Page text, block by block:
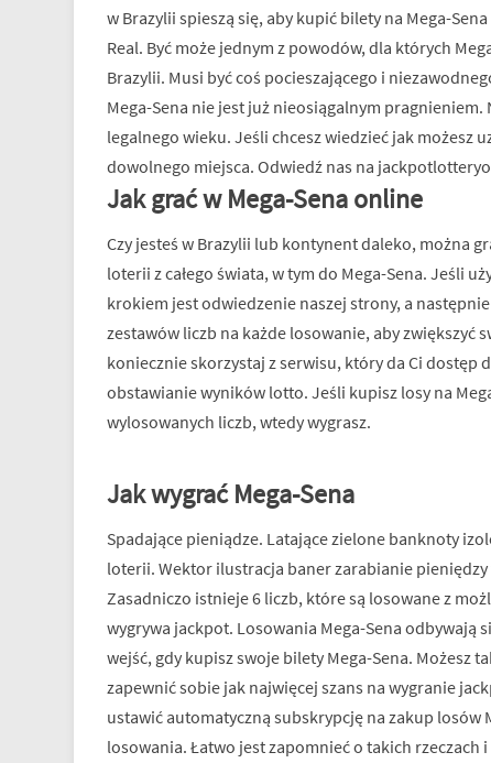
w Brazylii spieszą się, aby kupić bilety na Mega-
Real. Być może jednym z powodów, dla których
Brazylii. Musi być coś pocieszającego i
Mega-Sena nie jest już nieosiągalnym
legalnego wieku. Jeśli chcesz wiedzieć jak możesz
dowolnego miejsca. Odwiedź nas na
Jak grać w Mega-Sena online
Czy jesteś w Brazylii lub kontynent daleko, można
loterii z całego świata, w tym do Mega-Sena. Jeśli
krokiem jest odwiedzenie naszej strony, a
zestawów liczb na każde losowanie, aby
koniecznie skorzystaj z serwisu, który da Ci dostęp
obstawianie wyników lotto. Jeśli kupisz losy na
wylosowanych liczb, wtedy wygrasz.
Jak wygrać Mega-Sena
Spadające pieniądze. Latające zielone banknoty
loterii. Wektor ilustracja baner zarabianie pieniędzy
Zasadniczo istnieje 6 liczb, które są losowane z
wygrywa jackpot. Losowania Mega-Sena odbywają
wejść, gdy kupisz swoje bilety Mega-Sena. Możesz
zapewnić sobie jak najwięcej szans na wygranie
ustawić automatyczną subskrypcję na zakup losów
losowania. Łatwo jest zapomnieć o takich rzeczach